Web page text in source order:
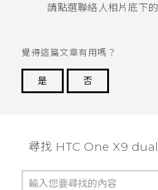
請點選聯絡人相片底下
覺得這篇文章有用嗎？
是
否
尋找 HTC One X9